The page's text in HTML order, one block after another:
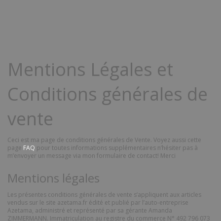
Mentions Légales et
Conditions générales de
vente
Ceci est ma page de conditions générales de Vente. Voyez aussi cette
page FAQ pour toutes informations supplémentaires n’hésiter pas à
m’envoyer un message via mon formulaire de contact! Merci
Mentions légales
Les présentes conditions générales de vente s’appliquent aux articles
vendus sur le site azetama.fr édité et publié par l’auto-entreprise
Azetama, administré et représenté par sa gérante Amanda
ZIMMERMANN. Immatriculation au registre du commerce N° 492 796 073